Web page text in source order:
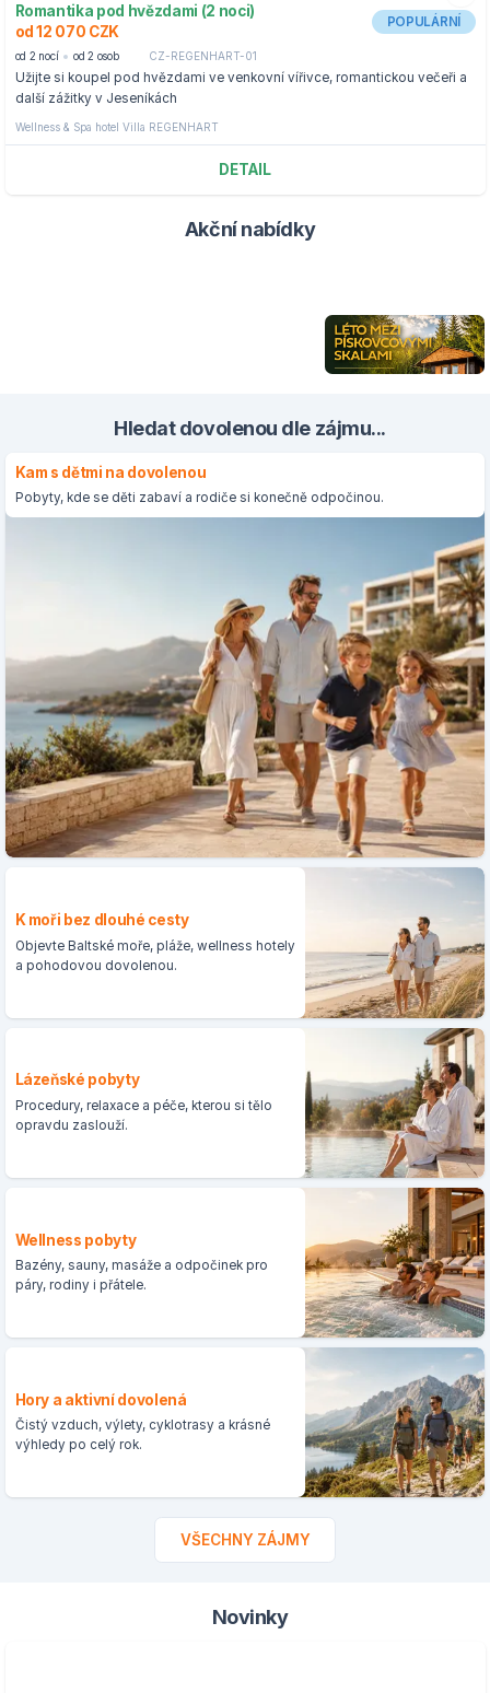
Romantika pod hvězdami (2 noci)
od 12 070 CZK
POPULÁRNÍ
od 2 nocí od 2 osob CZ-REGENHART-01
Užijte si koupel pod hvězdami ve venkovní vířivce, romantickou večeři a
další zážitky v Jeseníkách
Wellness & Spa hotel Villa REGENHART
DETAIL
Akční nabídky
Hledat dovolenou dle zájmu...
Kam s dětmi na dovolenou
Pobyty, kde se děti zabaví a rodiče si konečně odpočinou.
K moři bez dlouhé cesty
Objevte Baltské moře, pláže, wellness hotely
a pohodovou dovolenou.
Lázeňské pobyty
Procedury, relaxace a péče, kterou si tělo
opravdu zaslouží.
Wellness pobyty
Bazény, sauny, masáže a odpočinek pro
páry, rodiny i přátele.
Hory a aktivní dovolená
Čistý vzduch, výlety, cyklotrasy a krásné
výhledy po celý rok.
VŠECHNY ZÁJMY
Novinky